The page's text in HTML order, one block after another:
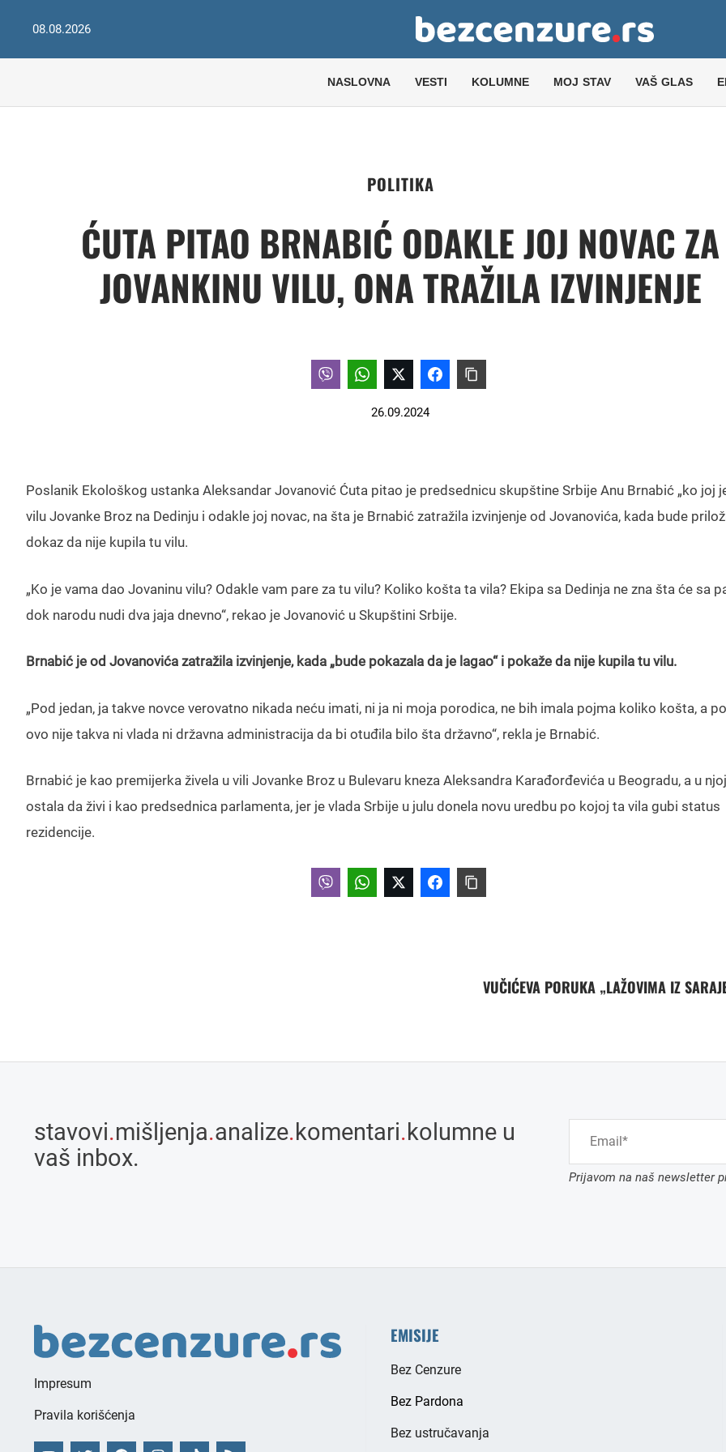
08.08.2026
NASLOVNA VESTI KOLUMNE MOJ STAV VAŠ GLAS
POLITIKA
ĆUTA PITAO BRNABIĆ ODAKLE JOJ NOVAC ZA
JOVANKINU VILU, ONA TRAŽILA IZVINJENJE
26.09.2024
Poslanik Ekološkog ustanka Aleksandar Jovanović Ćuta pitao je predsednicu skupštine Srbije Anu Brnabić „ko joj
vilu Jovanke Broz na Dedinju i odakle joj novac, na šta je Brnabić zatražila izvinjenje od Jovanovića, kada bude
dokaz da nije kupila tu vilu.
„Ko je vama dao Jovaninu vilu? Odakle vam pare za tu vilu? Koliko košta ta vila? Ekipa sa Dedinja ne zna šta će sa
dok narodu nudi dva jaja dnevno“, rekao je Jovanović u Skupštini Srbije.
Brnabić je od Jovanovića zatražila izvinjenje, kada „bude pokazala da je lagao“ i pokaže da nije kupila tu vilu.
„Pod jedan, ja takve novce verovatno nikada neću imati, ni ja ni moja porodica, ne bih imala pojma koliko košta, a
ovo nije takva ni vlada ni državna administracija da bi otuđila bilo šta državno“, rekla je Brnabić.
Brnabić je kao premijerka živela u vili Jovanke Broz u Bulevaru kneza Aleksandra Karađorđevića u Beogradu, a u
ostala da živi i kao predsednica parlamenta, jer je vlada Srbije u julu donela novu uredbu po kojoj ta vila gubi status
rezidencije.
VUČIĆEVA PORUKA „LAŽOVIMA IZ
stavovi.mišljenja.analize.komentari.kolumne u
vaš inbox.
Prijavom na naš newsletter
Impresum
Pravila korišćenja
EMISIJE
Bez Cenzure
Bez Pardona
Bez ustručavanja